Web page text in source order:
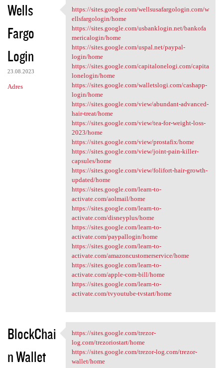
Wells
Fargo
Login
23.08.2023
Adres
https://sites.google.com
https://sites.google.com/wellsusafargologin.com/w
ellsfargologin/home
https://sites.google.com/usbanklogin.net/bankofa
mericalogin/home
https://sites.google.com/uspal.net/paypal-
login/home
https://sites.google.com/capitalonelogi.com/capita
lonelogin/home
https://sites.google.com/walletslogi.com/cashapp-
login/home
https://sites.google.com/view/abundant-advanced-
hair-treat/home
https://sites.google.com/view/tea-for-weight-loss-
2023/home
https://sites.google.com/view/prostafix/home
https://sites.google.com/view/joint-pain-killer-
capsules/home
https://sites.google.com/view/folifort-hair-growth-
updated/home
https://sites.google.com/learn-to-
activate.com/aolmail/home
https://sites.google.com/learn-to-
activate.com/disneyplus/home
https://sites.google.com/learn-to-
activate.com/paypallogin/home
https://sites.google.com/learn-to-
activate.com/amazoncustomerservice/home
https://sites.google.com/learn-to-
activate.com/apple-com-bill/home
https://sites.google.com/learn-to-
activate.com/tvyoutube-tvstart/home
BlockChai
n Wallet
https://sites.google.com
https://sites.google.com/trezor-
log.com/trezoriostart/home
https://sites.google.com/trezor-log.com/trezor-
wallet/home